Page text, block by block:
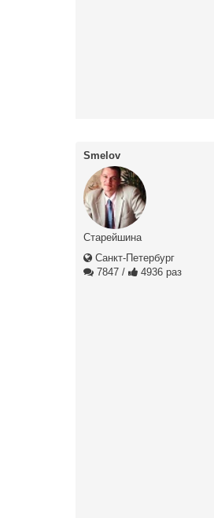
Smelov
Старейшина
Санкт-Петербург
7847 / 4936 раз